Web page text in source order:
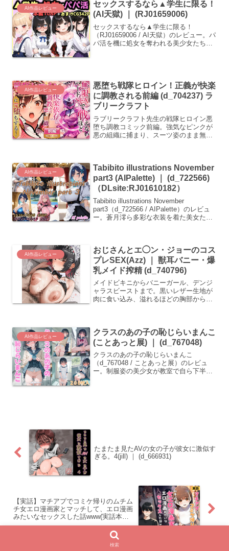
なメスへと陥落していく一部始終を美し
く精密に描き出します。
AI作品レビュー
セックスするなら▲学生に限る！
(AI天獄) ｜ (RJ01659006)
セックスするなら▲学生に限る！
（RJ01659006 / AI天獄）のレビュー。パ
パ活を機に処女を奪われる美少女たち
AI作品レビュー
悪堕ち戦隊ヒロイン！正義が快楽
に調教される前編 (d_704237) ラ
ブリークラフト
ラブリークラフト先生の戦隊ヒロイン悪
堕ち調教コミック前編。強気なピンクが
悪の組織に捕まり、スーツ姿のまま無限
AI作品レビュー
Tabibito illustrations November
part3 (AIPalette) ｜ (d_722566)
（DLsite:RJ01610182）
Tabibito illustrations November
part3（d_722566 / AIPalette）のレビュ
ー。蒼月澪ら多彩な衣装を着た美女たち
AI作品レビュー
おじさんとエ◯ン・ジョーのコス
プレSEX(Azz) ｜ 獣耳バニー・爆
乳メイド搾精 (d_740796)
メイドビキニからバニーガール、デンジ
ャラスビーストまで。黒いレザー生地が
肉に食い込み、溢れるほどの胸部から滴
(d_740796)
AI作品レビュー
クラスのあの子の恥じらいまんこ
(ことあっと展) ｜ (d_767048)
クラスのあの子の恥じらいまんこ
（d_767048 / ことあっと展）のレビュ
ー。制服姿の美少女が教室で自ら下半身
たまたま見たAVの女の子が彼女に激似す
ぎる。4(jill) ｜ (d_666931)
【実話】マチアプでコミケ帰りのムチム
チ女エロ漫画家とマッチして、エロ漫画
みたいなセックスした話www(実話本舗)
｜ (d_754245)
検索